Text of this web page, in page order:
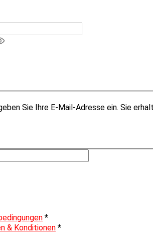
Sie Ihre E-Mail-Adresse ein. Sie
*
& Konditionen *